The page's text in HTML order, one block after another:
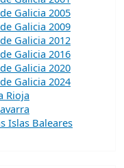
Galicia 2005
Galicia 2009
Galicia 2012
Galicia 2016
Galicia 2020
Galicia 2024
Rioja
Islas Baleares